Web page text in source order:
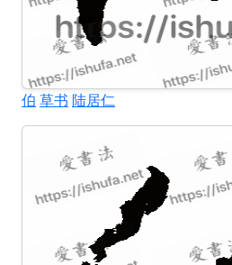
伯 草书 陆居仁